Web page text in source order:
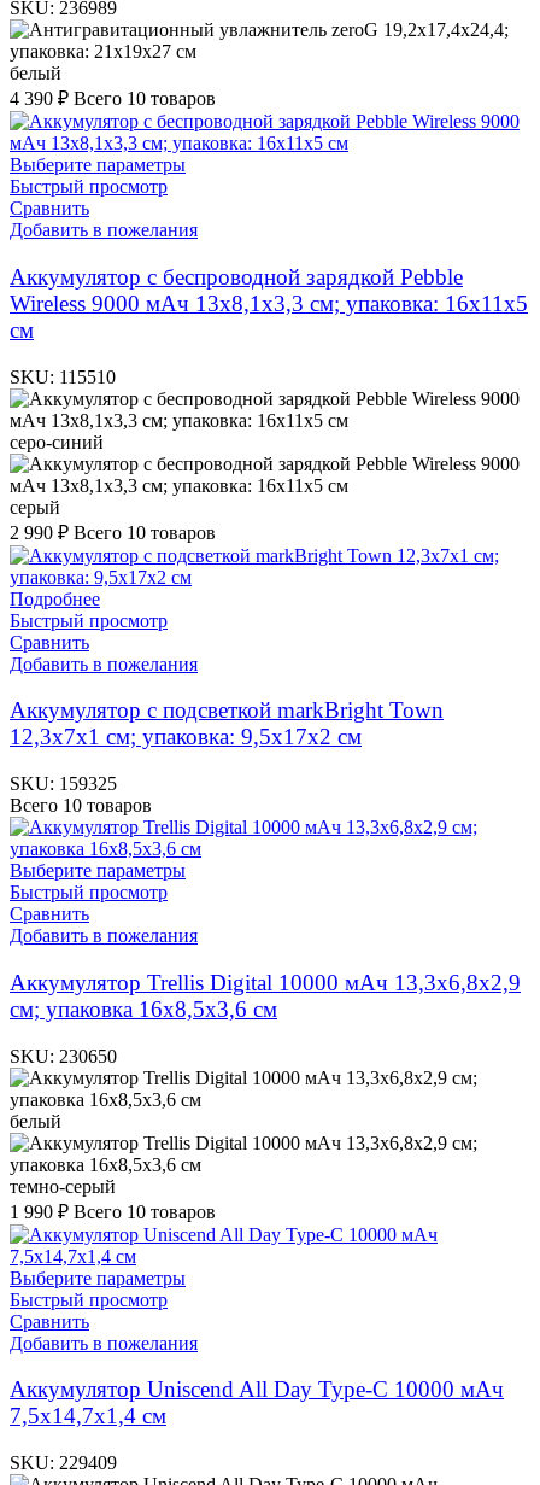
SKU: 236989
белый
4 390 ₽ Всего 10 товаров
Выберите параметры
Быстрый просмотр
Сравнить
Добавить в пожелания
Аккумулятор с беспроводной зарядкой Pebble
Wireless 9000 мАч 13х8,1х3,3 см; упаковка: 16х11х5
см
SKU: 115510
серо-синий
серый
2 990 ₽ Всего 10 товаров
Подробнее
Быстрый просмотр
Сравнить
Добавить в пожелания
Аккумулятор с подсветкой markBright Town
12,3х7х1 см; упаковка: 9,5х17х2 см
SKU: 159325
Всего 10 товаров
Выберите параметры
Быстрый просмотр
Сравнить
Добавить в пожелания
Аккумулятор Trellis Digital 10000 мАч 13,3х6,8х2,9
см; упаковка 16х8,5х3,6 см
SKU: 230650
белый
темно-серый
1 990 ₽ Всего 10 товаров
Выберите параметры
Быстрый просмотр
Сравнить
Добавить в пожелания
Аккумулятор Uniscend All Day Type-C 10000 мAч
7,5х14,7х1,4 см
SKU: 229409